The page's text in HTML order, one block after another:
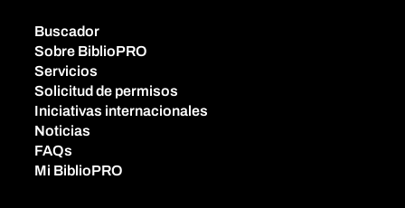
Buscador
Sobre BiblioPRO
Servicios
Solicitud de permisos
Iniciativas internacionales
Noticias
FAQs
Mi BiblioPRO